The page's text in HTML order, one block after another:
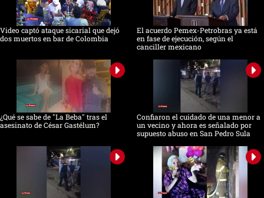
Video captó ataque sicarial que dejó
dos muertos en bar de Colombia
El acuerdo Pemex-Petrobras ya está
en fase de ejecución, según el
canciller mexicano
¿Qué se sabe de "La Beba" tras el
asesinato de César Gastélum?
Confiaron el cuidado de una menor a
un vecino y ahora es señalado por
supuesto abuso en San Pedro Sula